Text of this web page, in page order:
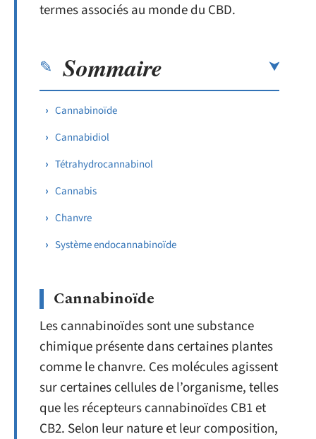
termes associés au monde du CBD.
Sommaire
Cannabinoïde
Cannabidiol
Tétrahydrocannabinol
Cannabis
Chanvre
Système endocannabinoïde
Cannabinoïde
Les cannabinoïdes sont une substance
chimique présente dans certaines plantes
comme le chanvre. Ces molécules agissent
sur certaines cellules de l’organisme, telles
que les récepteurs cannabinoïdes CB1 et
CB2. Selon leur nature et leur composition,